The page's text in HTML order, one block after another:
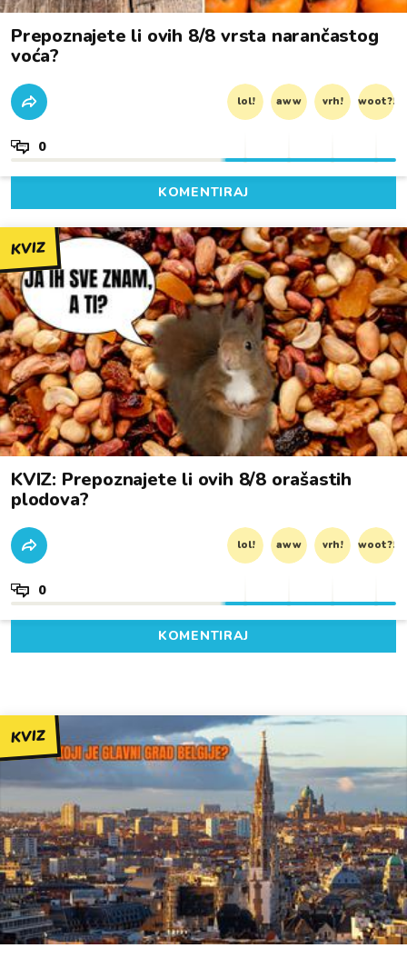
Prepoznajete li ovih 8/8 vrsta narančastog
voća?
lol! aww vrh! woot?!
0
KOMENTIRAJ
KVIZ
KVIZ: Prepoznajete li ovih 8/8 orašastih
plodova?
lol! aww vrh! woot?!
0
KOMENTIRAJ
KVIZ